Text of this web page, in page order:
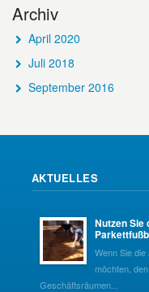
Archiv
April 2020
Juli 2018
September 2016
AKTUELLES
Nutzen Sie
Wenn Sie
möchten,
Geschäftsräumen...